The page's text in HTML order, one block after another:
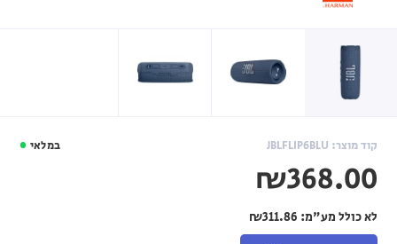
במלאי קוד מוצר: JBLFLIP6BLU
₪368.00
לא כולל מע"מ: